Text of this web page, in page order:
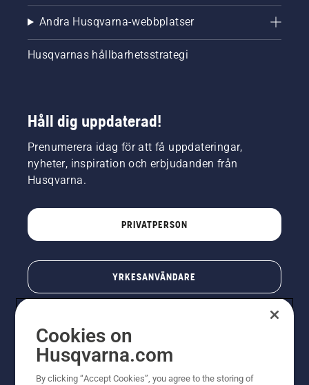
Andra Husqvarna-webbplatser
Husqvarnas hållbarhetsstrategi
Håll dig uppdaterad!
Prenumerera idag för att få uppdateringar,
nyheter, inspiration och erbjudanden från
Husqvarna.
PRIVATPERSON
YRKESANVÄNDARE
Cookies on
Husqvarna.com
By clicking “Accept Cookies”, you agree to the storing of